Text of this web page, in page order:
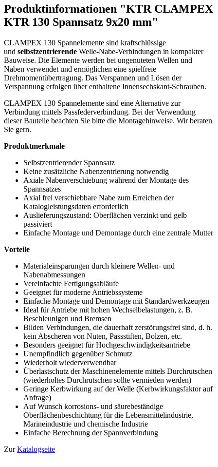
Produktinformationen "KTR CLAMPEX
KTR 130 Spannsatz 9x20 mm"
CLAMPEX 130 Spannelemente sind kraftschlüssige
und selbstzentrierende Welle-Nabe-Verbindungen in kompakter
Bauweise. Die Elemente werden bei ungenuteten Wellen und
Naben verwendet und ermöglichen eine spielfreie
Drehmomentübertragung. Das Verspannen und Lösen der
Verspannung erfolgen über enthaltene Innensechskant-Schrauben.
CLAMPEX 130 Spannelemente sind eine Alternative zur
Verbindung mittels Passfederverbindung. Bei der Verwendung
dieser Bauteile beachten Sie bitte die Montagehinweise. Wir beraten
Sie gern.
Produktmerkmale
Selbstzentrierender Spannsatz
Keine zusätzliche Nabenzentrierung notwendig
Axiale Nabenverschiebung während der Montage des
Spannsatzes
Axial frei verschiebbare Nabe zum Erreichen der
Katalogleistungsdaten erforderlich
Auslieferungszustand: Oberflächen verzinkt und gelb
passiviert
Einfache Montage und Demontage durch eine zentrale Mutter
Vorteile
Materialeinsparungen durch kleinere Wellen- und
Nabenabmessungen
Vereinfachte Fertigungsabläufe
Geeignet für moderne Antriebssysteme
Einfache Montage und Demontage mit Standardwerkzeugen
Ideal für Antriebe mit hohen Wechselbelastungen, z. B.
Beschleunigen und Bremsen
Bilden Verbindungen, die dauerhaft zerstörungsfrei sind, d. h.
kein Abscheren von Nuten, Passstiften, Bolzen, etc.
Besonders geeignet für Hochgeschwindigkeitsantriebe
Unempfindlich gegenüber Schmutz
Wiederholt wiederverwendbar
Überlastschutz der Maschinenelemente mittels Durchrutschen
(wiederholtes Durchrutschen sollte vermieden werden)
Geringe Kerbwirkung auf der Welle (Kerbwirkungsfaktor auf
Anfrage)
Auf Wunsch korrosions- und säurebeständige
Oberflächenbeschichtung für die Lebensmittelindustrie,
Marineindustrie und chemische Industrie
Einfache Berechnung der Spannverbindung
ZurKatalogseite